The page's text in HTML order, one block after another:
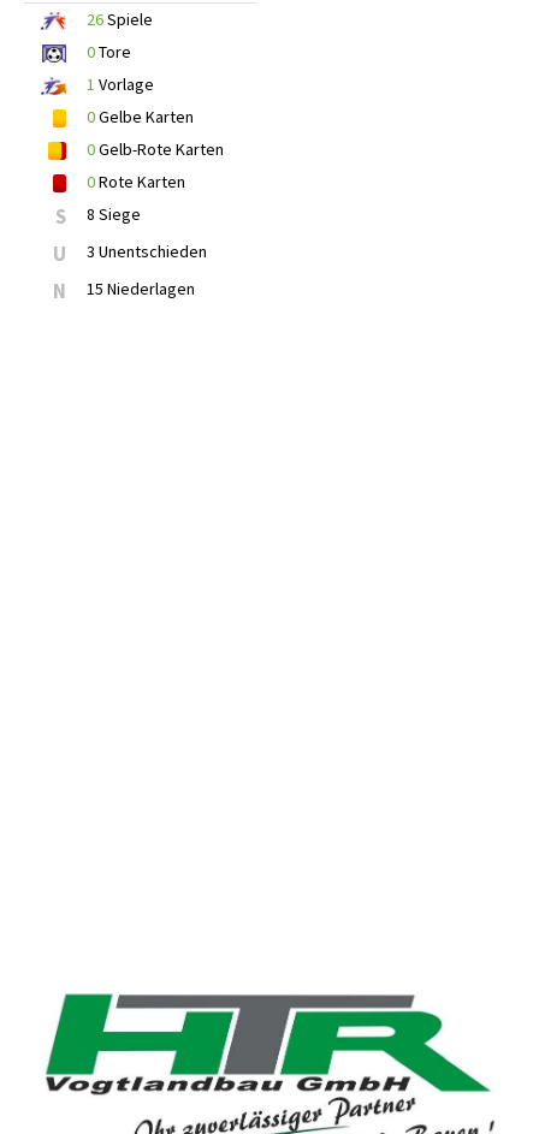
26Spiele
0Tore
1 Vorlage
0Gelbe Karten
0Gelb-Rote Karten
0Rote Karten
S 8 Siege
U 3 Unentschieden
N 15 Niederlagen